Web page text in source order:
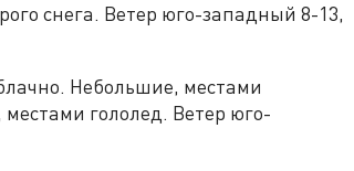
снега. Ветер юго-западный 8-13,
Небольшие, местами
гололед. Ветер юго-